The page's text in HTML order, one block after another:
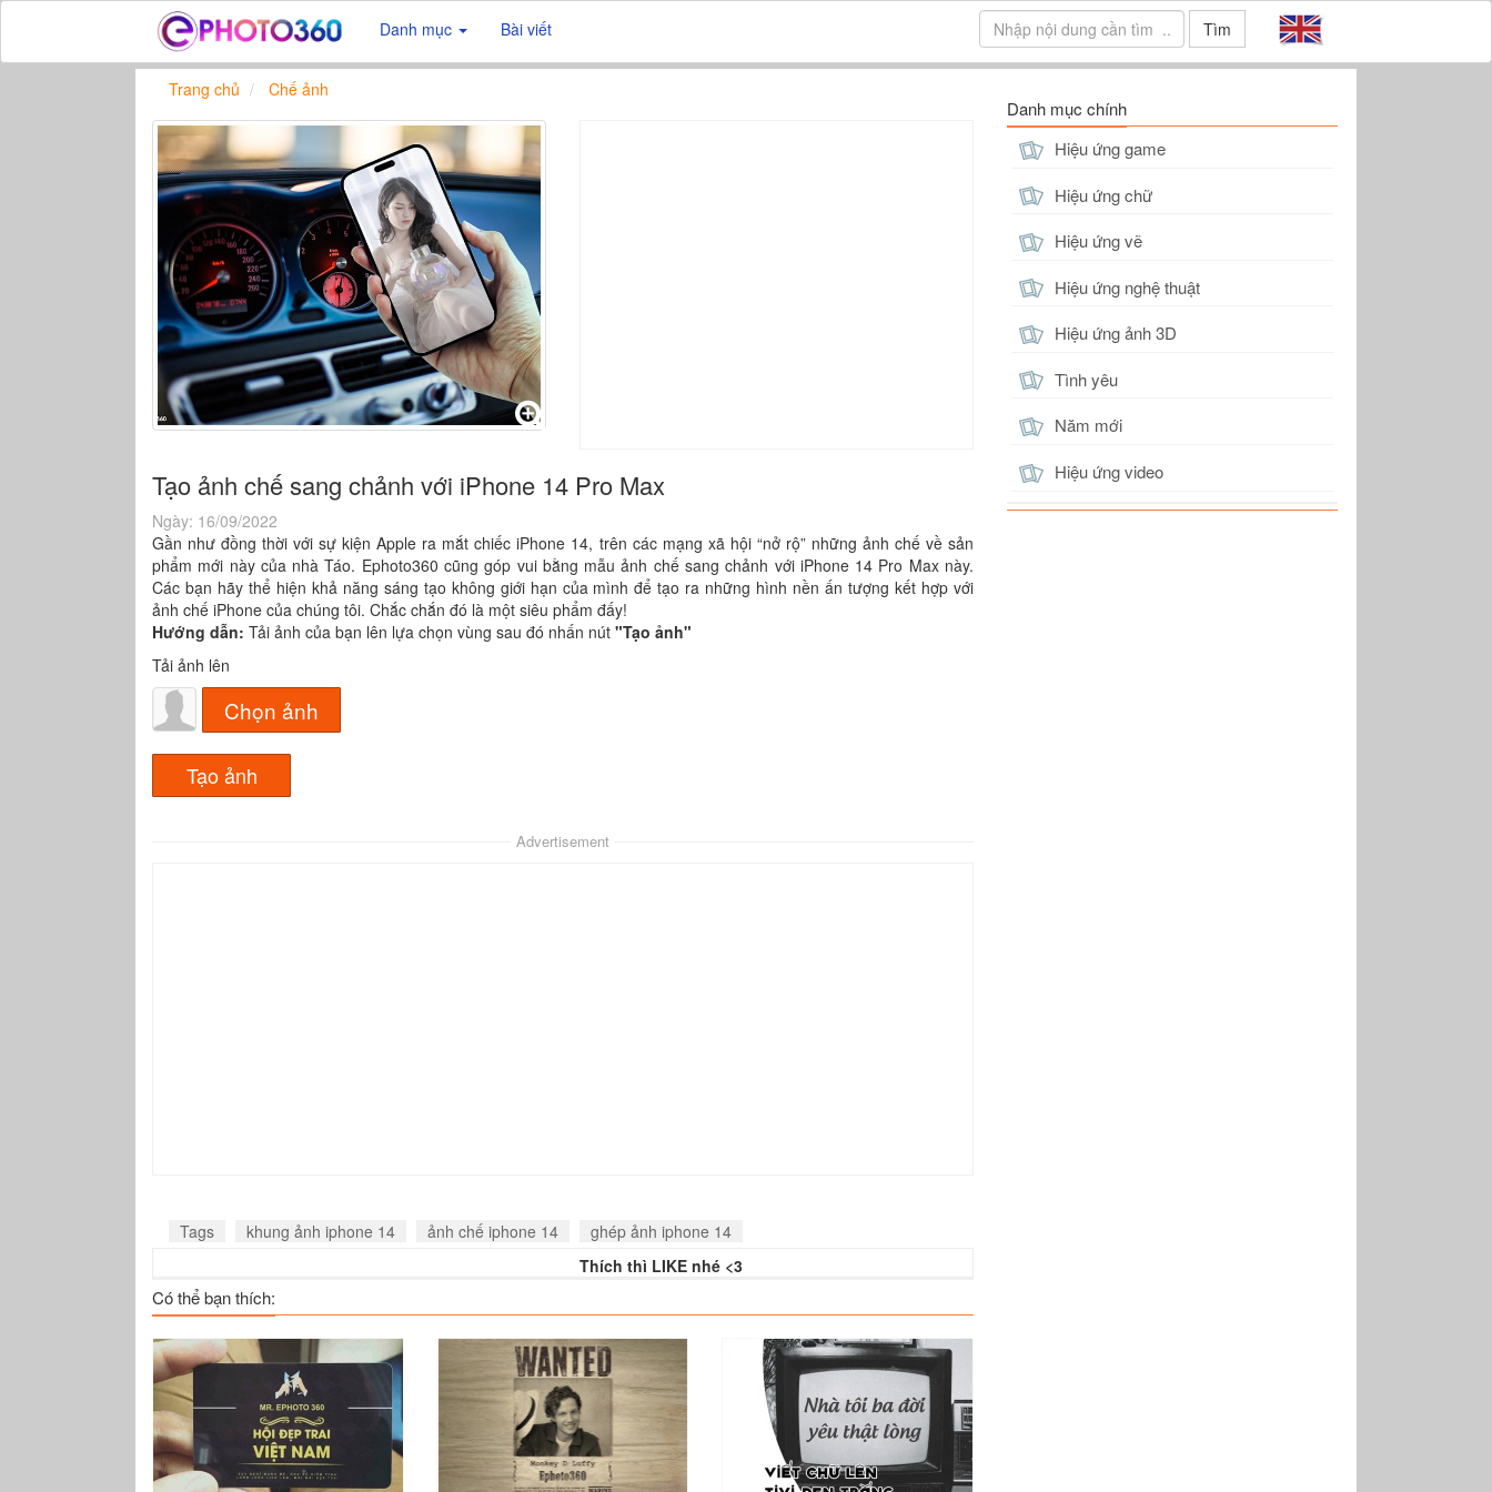
Danh mục Bài viết Tìm
Trang chủ Chế ảnh
Tạo ảnh chế sang chảnh với iPhone 14 Pro Max
Ngày: 16/09/2022
Gần như đồng thời với sự kiện Apple ra mắt chiếc iPhone 14, trên các mạng xã hội “nở rộ” những ảnh chế về sản
phẩm mới này của nhà Táo. Ephoto360 cũng góp vui bằng mẫu ảnh chế sang chảnh với iPhone 14 Pro Max này.
Các bạn hãy thể hiện khả năng sáng tạo không giới hạn của mình để tạo ra những hình nền ấn tượng kết hợp với
ảnh chế iPhone của chúng tôi. Chắc chắn đó là một siêu phẩm đấy!
Hướng dẫn: Tải ảnh của bạn lên lựa chọn vùng sau đó nhấn nút "Tạo ảnh"
Tải ảnh lên
Chọn ảnh
Advertisement
Tags khung ảnh iphone 14 ảnh chế iphone 14
ghép ảnh iphone 14
Thích thì LIKE nhé <3
Có thể bạn thích:
Danh mục chính
Hiệu ứng game
Hiệu ứng chữ
Hiệu ứng vẽ
Hiệu ứng nghệ thuật
Hiệu ứng ảnh 3D
Tình yêu
Năm mới
Hiệu ứng video